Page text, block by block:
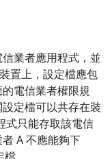
業者應用程式，並
置上，設定檔應包
電信業者權限規
定檔可以共存在裝
式只能存取該電信
A 不應能夠下